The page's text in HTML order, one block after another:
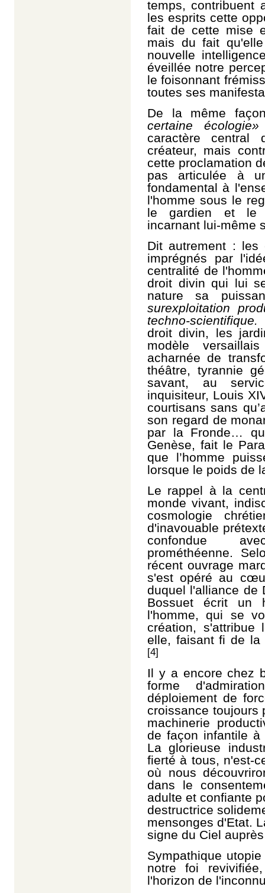
temps, contribuent
les esprits cette
fait de cette mise
mais du fait
nouvelle
éveillée notre
le foisonnant
toutes ses
De la même
certaine écologie»
caractère central
créateur, mais
cette proclamation
pas articulée à
fondamental à
l'homme sous le
le gardien et le
incarnant lui-même
Dit autrement : les
imprégnés par
centralité de
droit divin qui lui
nature sa
surexploitation
techno-scientifique.
droit divin, les
modèle
acharnée de
théâtre, tyrannie
savant, au
inquisiteur, Louis
courtisans sans
son regard de
par la Fronde…
Genèse, fait le
que l’homme
lorsque le poids de
Le rappel à la
monde vivant,
cosmologie
d'inavouable
confondue
prométhéenne.
récent ouvrage
s'est opéré au
duquel l'alliance de
Bossuet écrit un
l'homme, qui se
création, s'attribue
elle, faisant fi de la
[4]
Il y a encore chez
forme
déploiement de
croissance toujours
machinerie
de façon infantile à
La glorieuse
fierté à tous, n'est-
où nous
dans le
adulte et confiante
destructrice
mensonges d'Etat.
signe du Ciel
Sympathique
notre foi
l'horizon de